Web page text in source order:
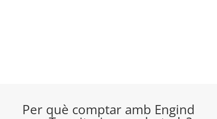
Per què comptar amb Engind